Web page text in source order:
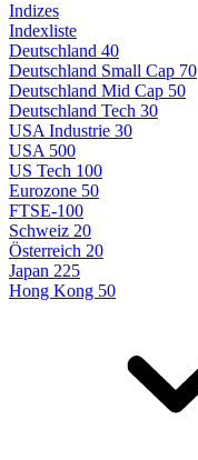
Indizes
Indexliste
Deutschland 40
Deutschland Small Cap 70
Deutschland Mid Cap 50
Deutschland Tech 30
USA Industrie 30
USA 500
US Tech 100
Eurozone 50
FTSE-100
Schweiz 20
Österreich 20
Japan 225
Hong Kong 50